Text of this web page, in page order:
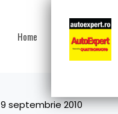
Home Test drive
9 septembrie 2010